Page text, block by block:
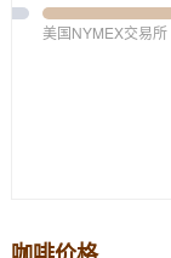
美国NYMEX交易所